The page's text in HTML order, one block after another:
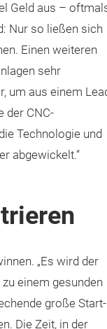
Geld aus –
Nur so ließen sich
Einen weiteren
sehr
um aus einem
der CNC-
Technologie und
abgewickelt.“
„Es wird der
einem gesunden
große Start-
Die Zeit, in der